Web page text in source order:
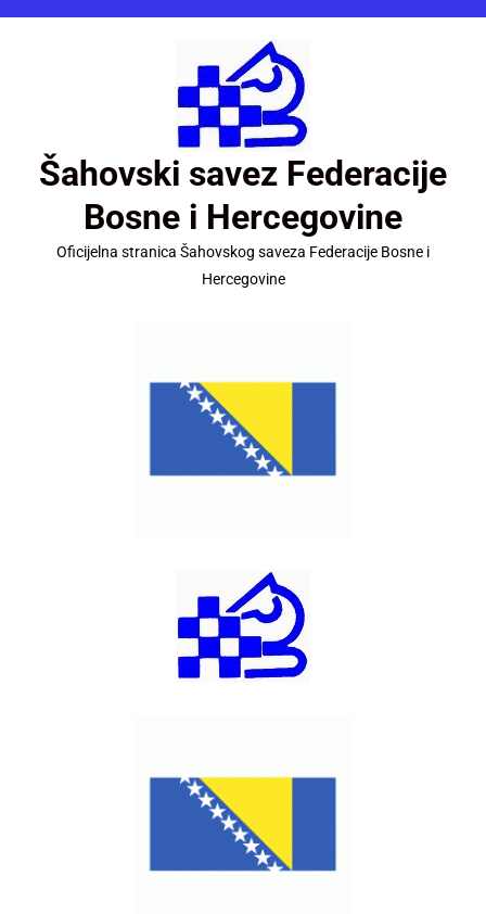
Šahovski savez Federacije
Bosne i Hercegovine
Oficijelna stranica Šahovskog saveza Federacije Bosne i
Hercegovine